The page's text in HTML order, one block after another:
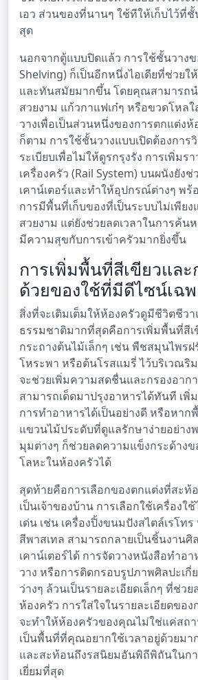
เอว ส่วนของที่นานๆ ใช้ทีให้เก็บไว้ที่
สุด
นอกจากตู้แบบปิดแล้ว การใช้ชั้นวางข
Shelving) ก็เป็นอีกหนึ่งไอเดียที่ช่วยใ
และทันสมัยมากขึ้น โดยคุณสามารถ
สวยงาม แก้วกาแฟเก๋ๆ หรือขวดโหลใ
วางเพื่อเป็นส่วนหนึ่งของการตกแต่งห้
ก็ตาม การใช้ชั้นวางแบบเปิดต้องการ
ระเบียบเพื่อไม่ให้ดูรกรุงรัง การเพิ่ม
เครื่องครัว (Rail System) บนผนังยัง
เคาน์เตอร์และทำให้อุปกรณ์ต่างๆ พร้
การมีพื้นที่เก็บของที่เป็นระบบไม่เพีย
สวยงาม แต่ยังช่วยลดเวลาในการค้
มีความสุขกับการเข้าครัวมากยิ่งขึ้น
การเพิ่มพื้นที่สีเขียวและ
ด้วยของใช้ที่มีดีไซน์เฉ
สิ่งที่จะเติมเต็มให้ห้องครัวดูมีชีวิตชีว
ธรรมชาติมากที่สุดคือการเพิ่มพื้นที่สีเ
กระถางต้นไม้เล็กๆ เช่น พืชสมุนไพรฝ
โหระพา หรือต้นโรสแมรี่ ไว้บริเวณริ
จะช่วยเพิ่มความสดชื่นและกรองอาก
สามารถเด็ดมาปรุงอาหารได้ทันที เ
การทำอาหารได้เป็นอย่างดี หรือหาก
แขวนไม้ประดับที่ดูแลรักษาง่ายอย่าง
มุมต่างๆ ก็ช่วยลดความแข็งกระด้าง
โลหะในห้องครัวได้
สุดท้ายคือการเลือกของตกแต่งที่สะท้
เป็นเจ้าของบ้าน การเลือกใช้เครื่อง
เด่น เช่น เครื่องปิ้งขนมปังสไตล์เรโท
สีพาสเทล สามารถกลายเป็นชิ้นงาน
เคาน์เตอร์ได้ การจัดวางหนังสือทำอ
วาง หรือการติดกรอบรูปภาพศิลปะเกี่
ว่างๆ ล้วนเป็นรายละเอียดเล็กๆ ที่ช่วย
ห้องครัว การใส่ใจในรายละเอียดขอ
จะทำให้ห้องครัวของคุณไม่ใช่แค่สถ
เป็นพื้นที่ที่คุณอยากใช้เวลาอยู่ด้วยม
และสะท้อนถึงรสนิยมอันพิถีพิถันในก
เยี่ยมที่สุด